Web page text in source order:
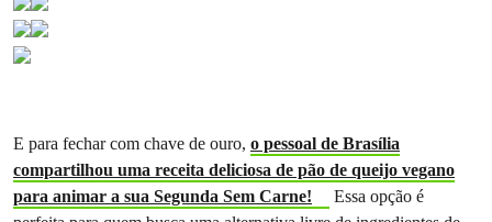
E para fechar com chave de ouro, o pessoal de Brasília
compartilhou uma receita deliciosa de pão de queijo vegano
para animar a sua Segunda Sem Carne!
Essa opção é